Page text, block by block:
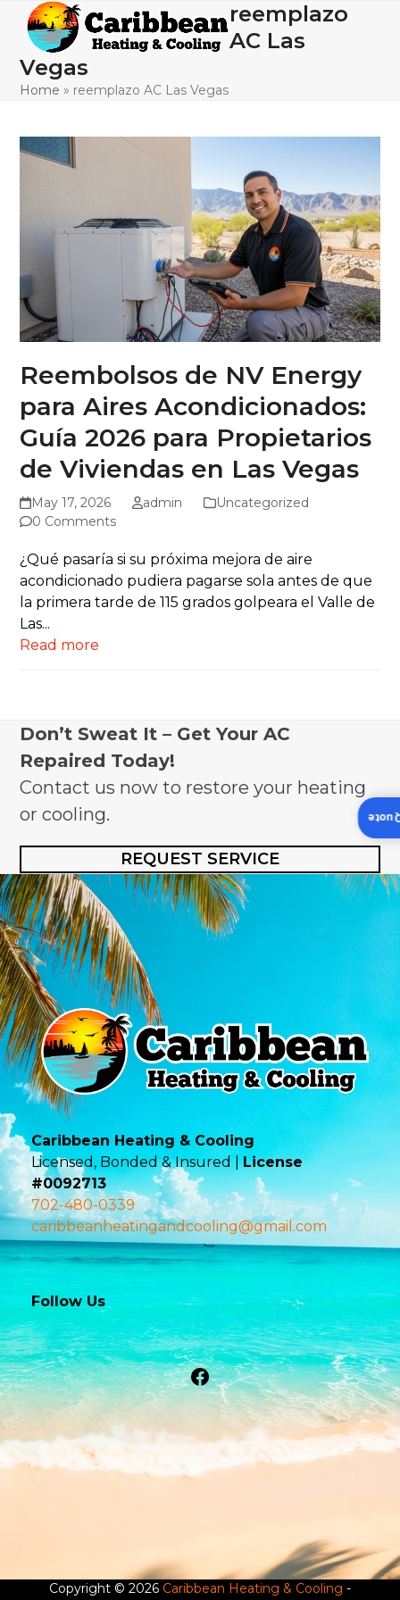
content
Open
mobile
menu
Close
mobile
menu
reemplazo
AC Las
Vegas
Home » reemplazo AC Las Vegas
Reembolsos de NV Energy
para Aires Acondicionados:
Guía 2026 para Propietarios
de Viviendas en Las Vegas
May 17, 2026 admin
Uncategorized
0 Comments
¿Qué pasaría si su próxima mejora de aire
acondicionado pudiera pagarse sola antes de que
la primera tarde de 115 grados golpeara el Valle de
Las...
Read more
Don’t Sweat It – Get Your AC
Repaired Today!
Contact us now to restore your heating
or cooling.
REQUEST SERVICE
Caribbean Heating & Cooling
Licensed, Bonded & Insured |License
#0092713
702-480-0339
caribbeanheatingandcooling@gmail.com
Follow Us
Facebook
Copyright © 2026 Caribbean Heating & Cooling -